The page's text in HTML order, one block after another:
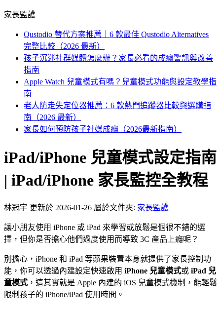
家長監護
Qustodio 替代方案推薦｜6 款最佳 Qustodio Alternatives
完整比較（2026 最新）
孩子沉迷社群媒體怎麼辦？家長必看的成癮警訊與改善
指南
Apple Watch 兒童模式有嗎？兒童模式功能與設定教學指
南
老人防走失定位器推薦：6 款熱門追蹤器比較與選購指
南（2026 最新）
家長如何預防孩子社媒成癮（2026最新指南）
iPad/iPhone 兒童模式設定指南
| iPad/iPhone 家長監控全教程
林冠宇 更新於 2026-01-26 屬於文件夾: 家長監護
讓小朋友使用 iPhone 或 iPad 來學習或放鬆是個很不錯的選
擇，但你是否擔心他們過度使用而導致 3C 產品上癮呢？
別擔心，iPhone 和 iPad 等蘋果裝置本身就提供了家長控制功
能，你可以透過內建設定快速啟用 iPhone 兒童模式或 iPad 兒
童模式 ，這其實就是 Apple 內建的 iOS 兒童模式機制，能輕鬆
限制孩子的 iPhone/iPad 使用時間。